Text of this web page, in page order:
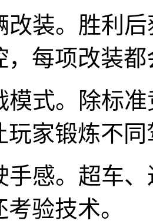
改装。胜利
，每项改装
模式。除标
玩家锻炼不
手感。超车
验技术。